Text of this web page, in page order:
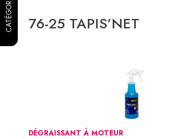
CATÉGORIES 76-25 TAPIS’NET
DÉGRAISSANT À MOTEUR